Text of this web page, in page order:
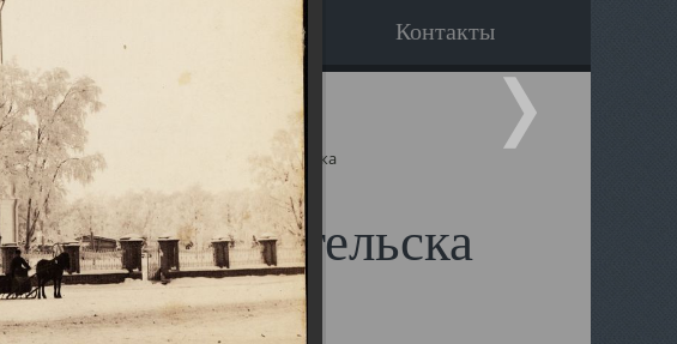
Контакты
Свято-Троицкий собор Архангельска
Архангельска